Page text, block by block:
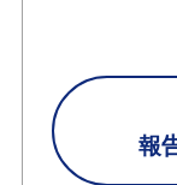
報